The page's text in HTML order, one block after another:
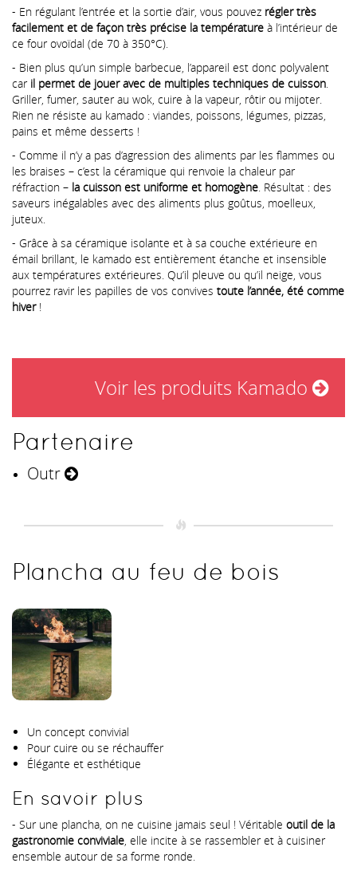
- En régulant l’entrée et la sortie d’air, vous pouvez régler très
facilement et de façon très précise la température à l’intérieur de
ce four ovoïdal (de 70 à 350°C).
- Bien plus qu’un simple barbecue, l’appareil est donc polyvalent
car il permet de jouer avec de multiples techniques de cuisson.
Griller, fumer, sauter au wok, cuire à la vapeur, rôtir ou mijoter.
Rien ne résiste au kamado : viandes, poissons, légumes, pizzas,
pains et même desserts !
- Comme il n’y a pas d’agression des aliments par les flammes ou
les braises – c’est la céramique qui renvoie la chaleur par
réfraction – la cuisson est uniforme et homogène. Résultat : des
saveurs inégalables avec des aliments plus goûtus, moelleux,
juteux.
- Grâce à sa céramique isolante et à sa couche extérieure en
émail brillant, le kamado est entièrement étanche et insensible
aux températures extérieures. Qu’il pleuve ou qu’il neige, vous
pourrez ravir les papilles de vos convives toute l’année, été comme
hiver!
Voir les produits Kamado
Partenaire
Outr
Plancha au feu de bois
Un concept convivial
Pour cuire ou se réchauffer
Élégante et esthétique
En savoir plus
- Sur une plancha, on ne cuisine jamais seul ! Véritable outil de la
gastronomie conviviale, elle incite à se rassembler et à cuisiner
ensemble autour de sa forme ronde.